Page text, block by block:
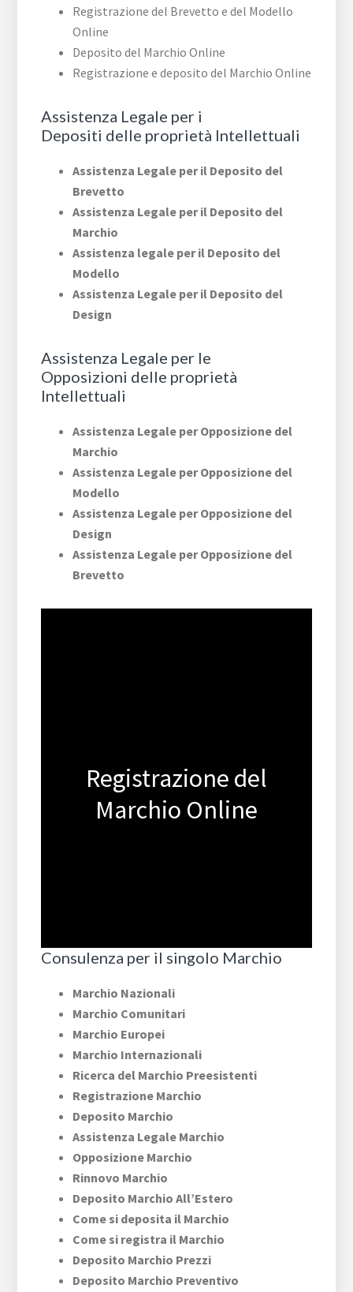
Registrazione del Brevetto e del Modello
Online
Deposito del Marchio Online
Registrazione e deposito del Marchio Online
Assistenza Legale per i
Depositi delle proprietà Intellettuali
Assistenza Legale per il Deposito del
Brevetto
Assistenza Legale per il Deposito del
Marchio
Assistenza legale per il Deposito del
Modello
Assistenza Legale per il Deposito del
Design
Assistenza Legale per le
Opposizioni delle proprietà
Intellettuali
Assistenza Legale per Opposizione del
Marchio
Assistenza Legale per Opposizione del
Modello
Assistenza Legale per Opposizione del
Design
Assistenza Legale per Opposizione del
Brevetto
Registrazione del
Marchio Online
Consulenza per il singolo Marchio
Marchio Nazionali
Marchio Comunitari
Marchio Europei
Marchio Internazionali
Ricerca del Marchio Preesistenti
Registrazione Marchio
Deposito Marchio
Assistenza Legale Marchio
Opposizione Marchio
Rinnovo Marchio
Deposito Marchio All’Estero
Come si deposita il Marchio
Come si registra il Marchio
Deposito Marchio Prezzi
Deposito Marchio Preventivo